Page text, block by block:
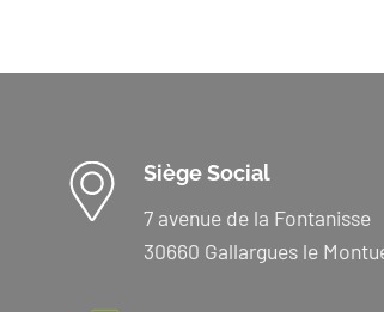
Siège Social
7 avenue de la Fontanisse
30660 Gallargues le